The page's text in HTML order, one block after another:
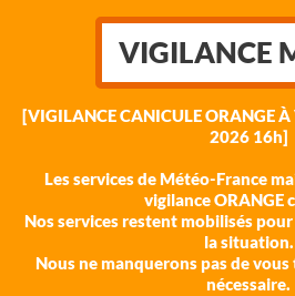
VIGILANCE
[VIGILANCE CANICULE ORANGE
2026 16h]
Les services de Météo-France
vigilance ORANGE
Nos services restent mobilisés
la situation.
Nous ne manquerons pas de
nécessaire.